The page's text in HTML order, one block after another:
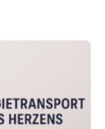
Studie,
Mini-Tumore
–
können, um
am besten
das künftig